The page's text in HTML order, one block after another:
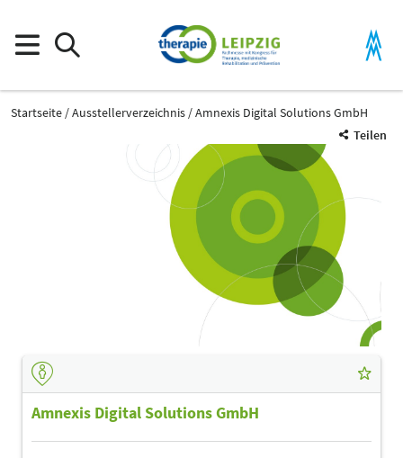
Startseite Ausstellerverzeichnis
Amnexis Digital Solutions GmbH
Teilen
Amnexis Digital Solutions GmbH